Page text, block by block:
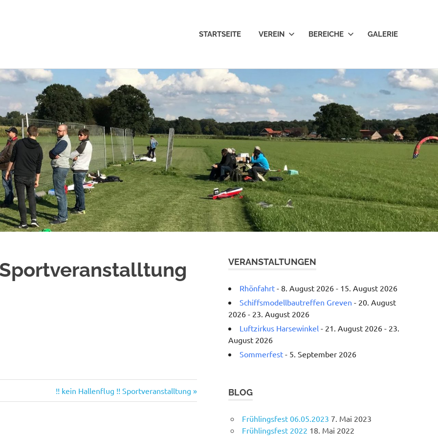
STARTSEITE VEREIN BEREICHE GALERIE
Nächster
Beitrag:
!! kein Hallenflug !! Sportveranstalltung
VERANSTALTUNGEN
Rhönfahrt - 8. August 2026 - 15. August 2026
Schiffsmodellbautreffen Greven - 20. August
2026 - 23. August 2026
Luftzirkus Harsewinkel - 21. August 2026 - 23.
August 2026
Sommerfest - 5. September 2026
BLOG
Frühlingsfest 06.05.2023 7. Mai 2023
Frühlingsfest 2022 18. Mai 2022